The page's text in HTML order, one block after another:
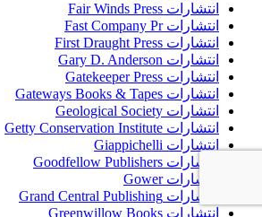
انتشارات Fair Winds Press
انتشارات Fast Company Pr
انتشارات First Draught Press
انتشارات Gary D. Anderson
انتشارات Gatekeeper Press
انتشارات Gateways Books & Tapes
انتشارات Geological Society
انتشارات Getty Conservation Institute
انتشارات Giappichelli
انتشارات Goodfellow Publishers
انتشارات Gower
انتشارات Grand Central Publishing
انتشارات Greenwillow Books